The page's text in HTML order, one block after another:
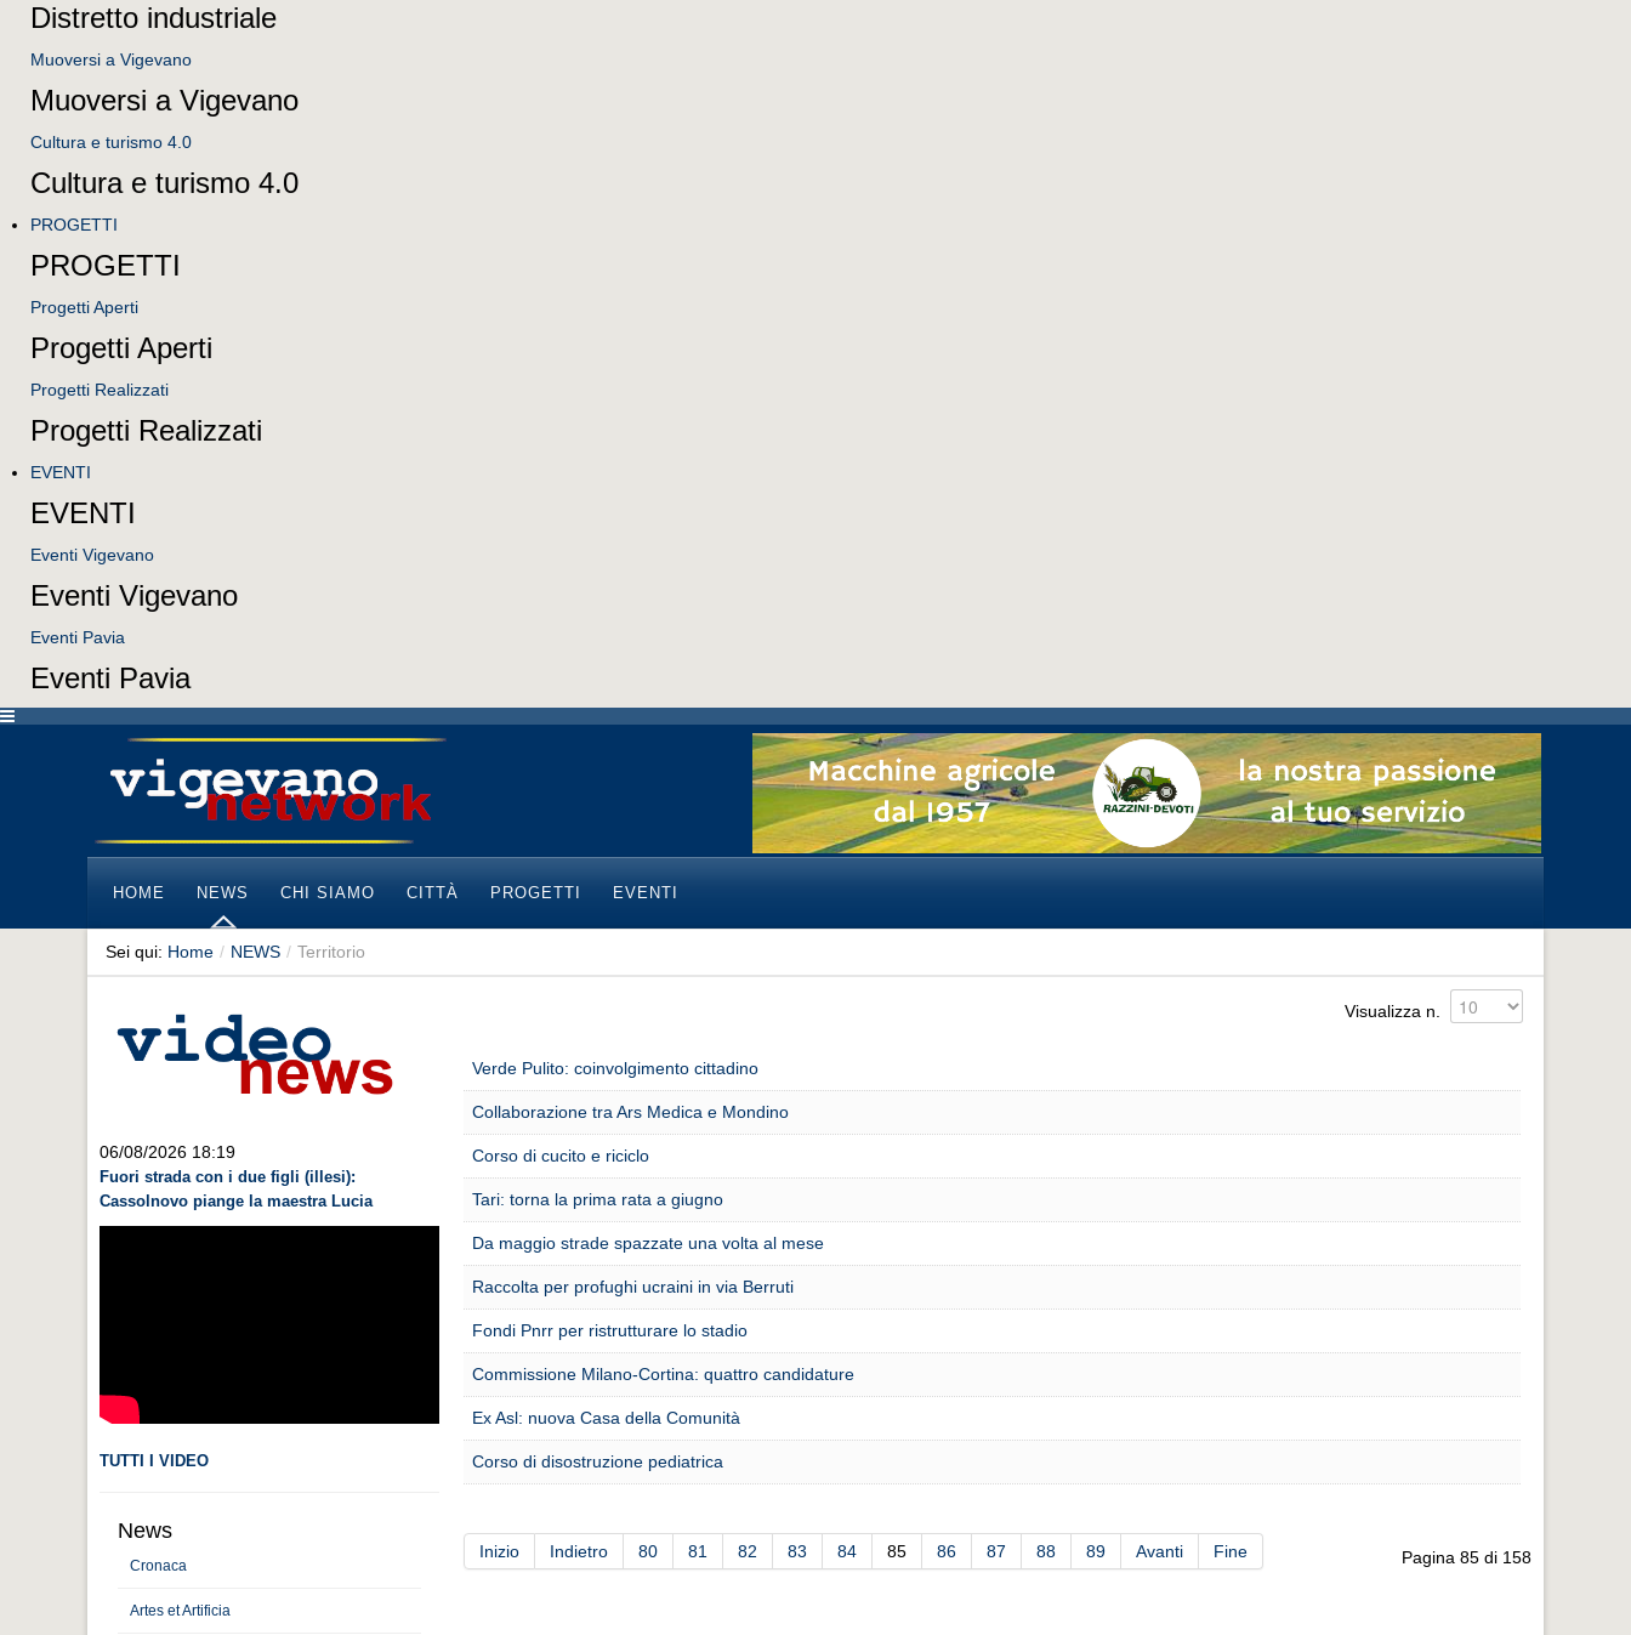
Distretto industriale
Muoversi a Vigevano
Muoversi a Vigevano
Cultura e turismo 4.0
Cultura e turismo 4.0
PROGETTI
PROGETTI
Progetti Aperti
Progetti Aperti
Progetti Realizzati
Progetti Realizzati
EVENTI
EVENTI
Eventi Vigevano
Eventi Vigevano
Eventi Pavia
Eventi Pavia
HOME NEWS CHI SIAMO CITTÀ PROGETTI EVENTI
Sei qui: Home / NEWS / Territorio
06/08/2026 18:19
Fuori strada con i due figli (illesi):
Cassolnovo piange la maestra Lucia
TUTTI I VIDEO
News
Cronaca
Artes et Artificia
Visualizza n.
Verde Pulito: coinvolgimento cittadino
Collaborazione tra Ars Medica e Mondino
Corso di cucito e riciclo
Tari: torna la prima rata a giugno
Da maggio strade spazzate una volta al mese
Raccolta per profughi ucraini in via Berruti
Fondi Pnrr per ristrutturare lo stadio
Commissione Milano-Cortina: quattro candidature
Ex Asl: nuova Casa della Comunità
Corso di disostruzione pediatrica
Pagina 85 di 158
Inizio Indietro 80 81 82 83 84 85 86 87 88 89 Avanti Fine